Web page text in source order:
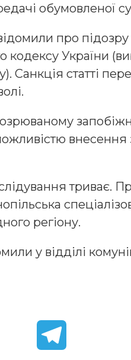
обумовленої
про підозру
кодексу України
Санкція статті
внесення
триває.
регіону.
у відділі